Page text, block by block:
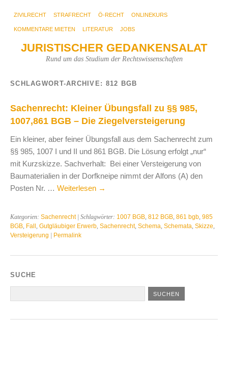
ZIVILRECHT STRAFRECHT Ö-RECHT ONLINEKURS
KOMMENTARE MIETEN LITERATUR JOBS
JURISTISCHER GEDANKENSALAT
Rund um das Studium der Rechtswissenschaften
SCHLAGWORT-ARCHIVE: 812 BGB
Sachenrecht: Kleiner Übungsfall zu §§ 985,
1007,861 BGB – Die Ziegelversteigerung
Ein kleiner, aber feiner Übungsfall aus dem Sachenrecht zum
§§ 985, 1007 I und II und 861 BGB. Die Lösung erfolgt „nur“
mit Kurzskizze. Sachverhalt: Bei einer Versteigerung von
Baumaterialien in der Dorfkneipe nimmt der Alfons (A) den
Posten Nr. … Weiterlesen →
Kategorien: Sachenrecht| Schlagwörter: 1007 BGB, 812 BGB, 861 bgb, 985
BGB, Fall , Gutgläubiger Erwerb, Sachenrecht, Schema, Schemata, Skizze,
Versteigerung
Permalink
SUCHE